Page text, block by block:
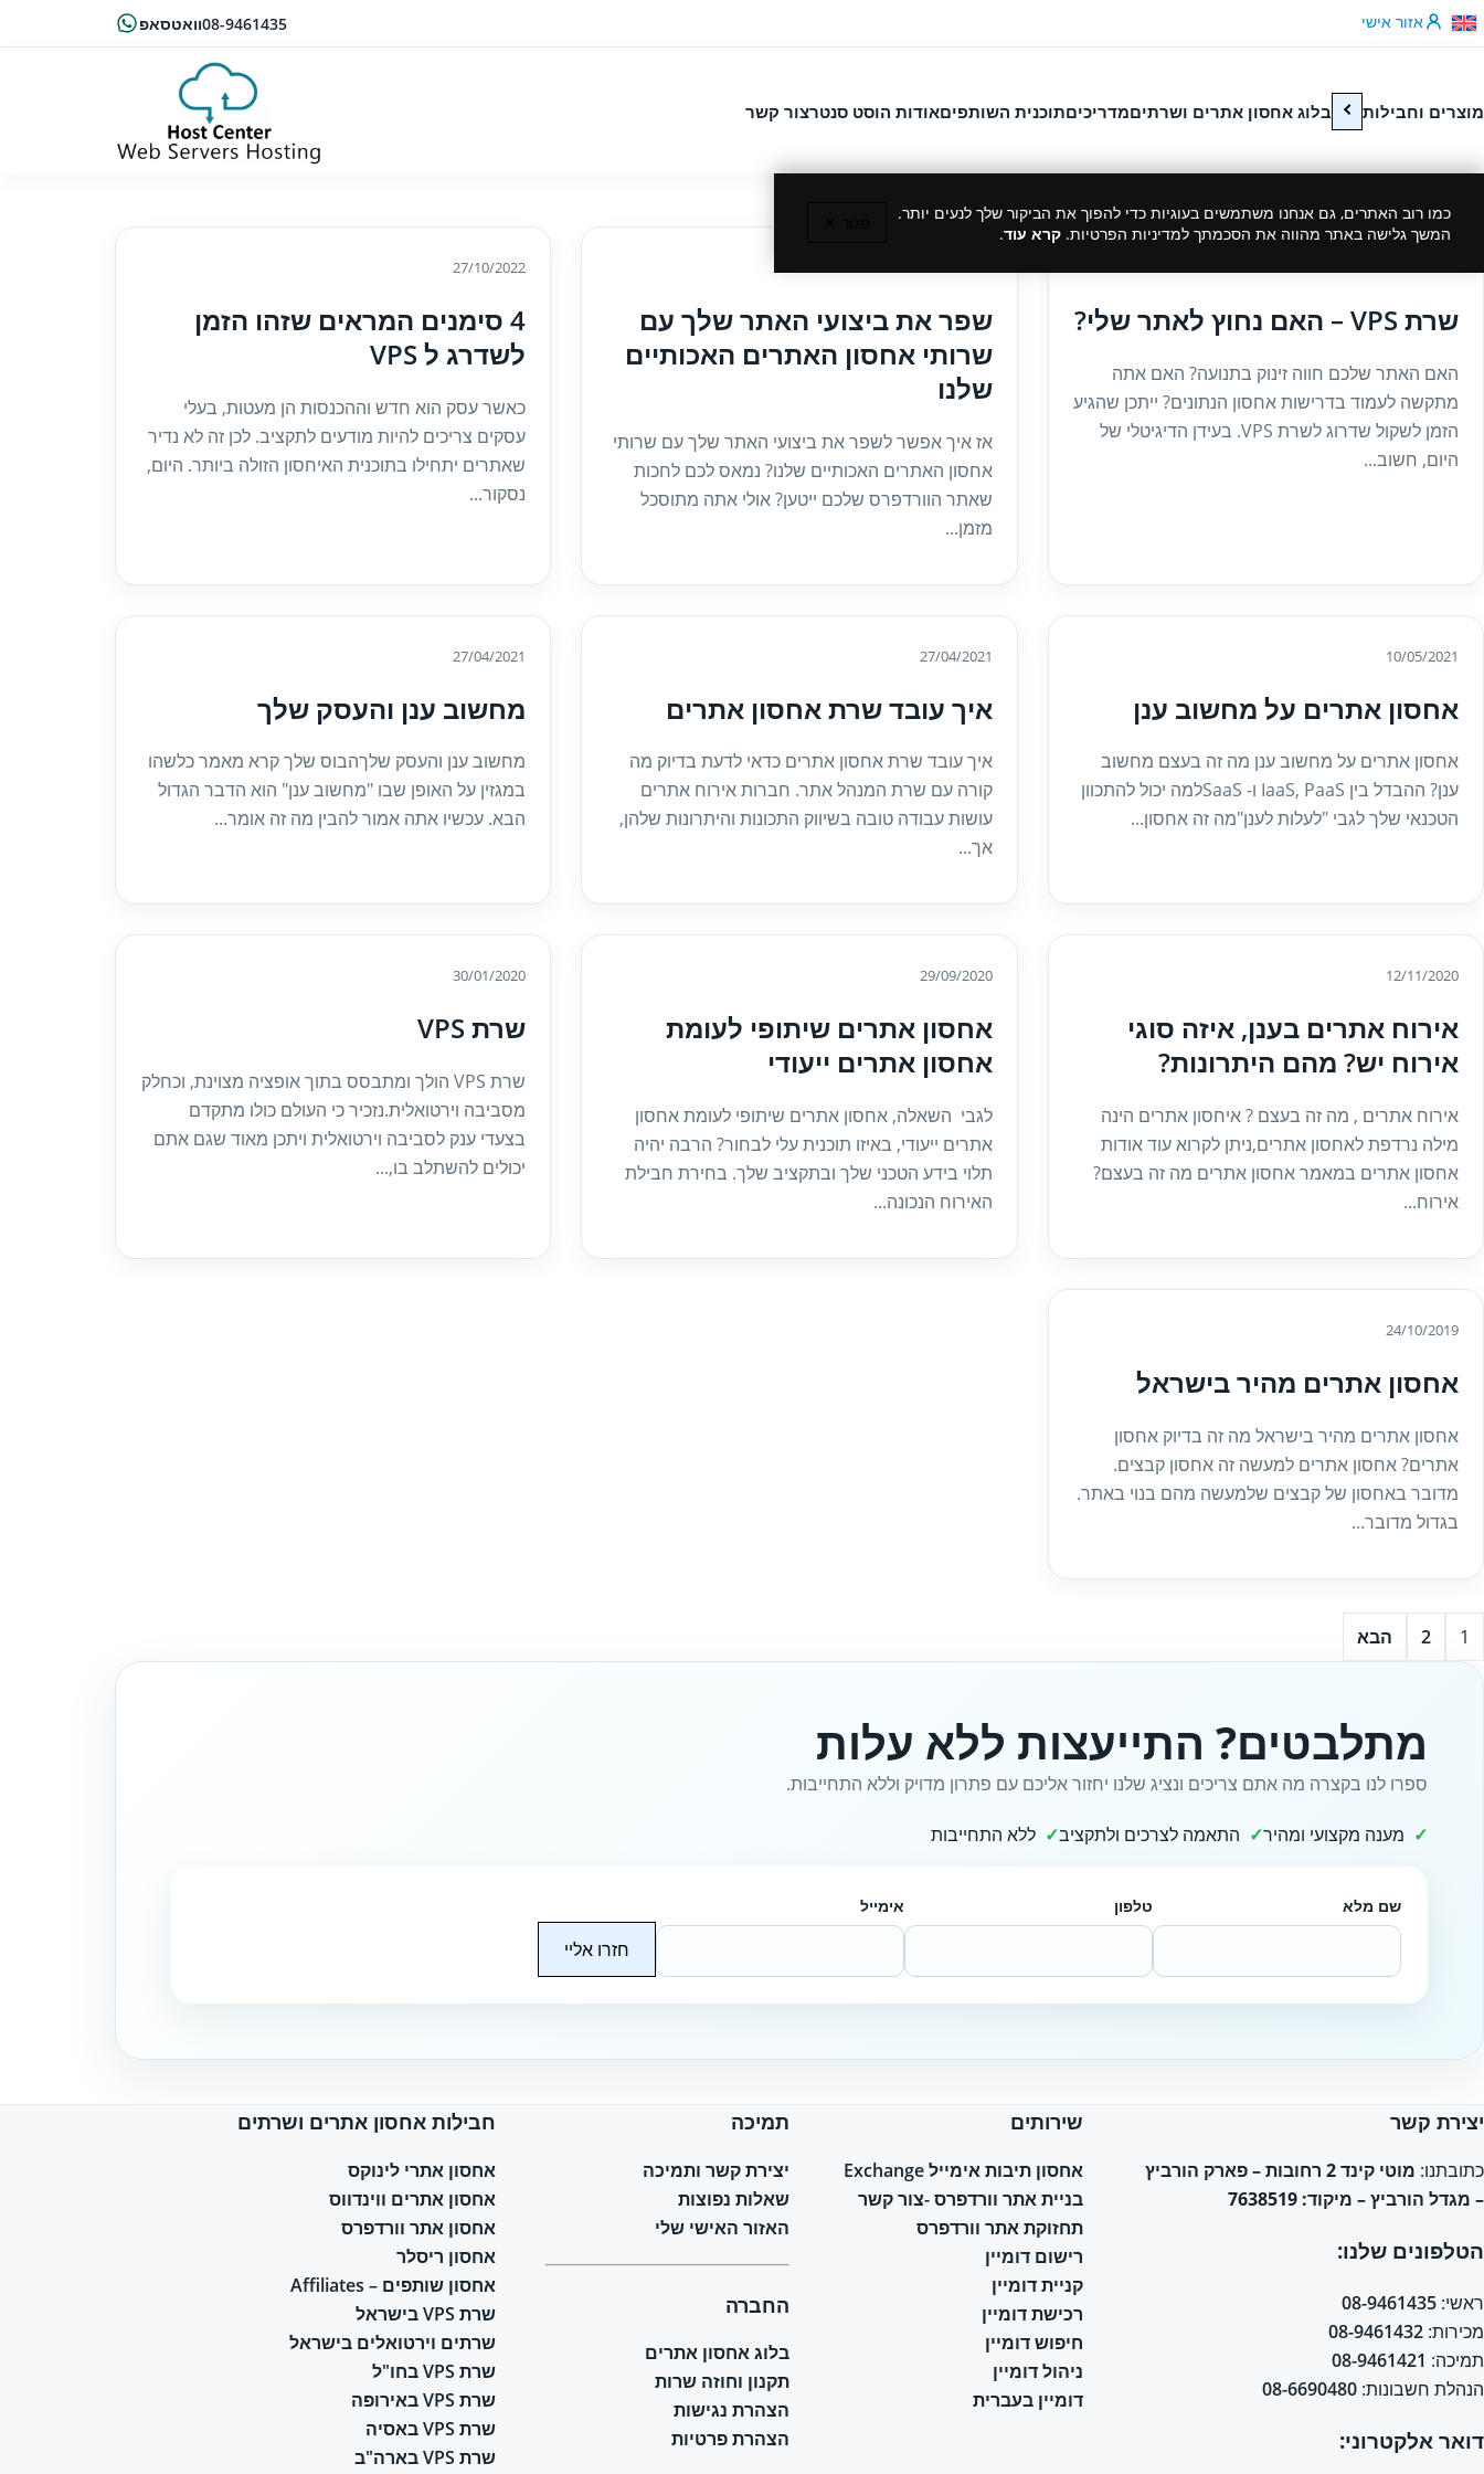
דלג לתוכן 08-9461435וואטסאפ אזור אישי
מוצרים וחבילות בלוג אחסון אתרים ושרתיםמדריכיםתוכנית השותפיםאודות הוסט סנטרצור קשר
כמו רוב האתרים, גם אנחנו משתמשים בעוגיות כדי להפוך את הביקור שלך לנעים יותר.
המשך גלישה באתר מהווה את הסכמתך למדיניות הפרטיות. קרא עוד.
שרת VPS – האם נחוץ לאתר שלי?
האם האתר שלכם חווה זינוק בתנועה? האם אתה
מתקשה לעמוד בדרישות אחסון הנתונים? ייתכן שהגיע
הזמן לשקול שדרוג לשרת VPS. בעידן הדיגיטלי של
היום, חשוב...
שפר את ביצועי האתר שלך עם
שרותי אחסון האתרים האכותיים
שלנו
אז איך אפשר לשפר את ביצועי האתר שלך עם שרותי
אחסון האתרים האכותיים שלנו? נמאס לכם לחכות
שאתר הוורדפרס שלכם ייטען? אולי אתה מתוסכל
מזמן...
27/10/2022
4 סימנים המראים שזהו הזמן
לשדרג ל VPS
כאשר עסק הוא חדש וההכנסות הן מעטות, בעלי
עסקים צריכים להיות מודעים לתקציב. לכן זה לא נדיר
שאתרים יתחילו בתוכנית האיחסון הזולה ביותר. היום,
נסקור...
10/05/2021
אחסון אתרים על מחשוב ענן
אחסון אתרים על מחשוב ענן מה זה בעצם מחשוב
ענן? ההבדל בין IaaS, PaaS ו- SaaSלמה יכול להתכוון
הטכנאי שלך לגבי "לעלות לענן"מה זה אחסון...
27/04/2021
איך עובד שרת אחסון אתרים
איך עובד שרת אחסון אתרים כדאי לדעת בדיוק מה
קורה עם שרת המנהל אתר. חברות אירוח אתרים
עושות עבודה טובה בשיווק התכונות והיתרונות שלהן,
אך...
27/04/2021
מחשוב ענן והעסק שלך
מחשוב ענן והעסק שלךהבוס שלך קרא מאמר כלשהו
במגזין על האופן שבו "מחשוב ענן" הוא הדבר הגדול
הבא. עכשיו אתה אמור להבין מה זה אומר...
12/11/2020
אירוח אתרים בענן, איזה סוגי
אירוח יש? מהם היתרונות?
אירוח אתרים , מה זה בעצם ? איחסון אתרים הינה
מילה נרדפת לאחסון אתרים,ניתן לקרוא עוד אודות
אחסון אתרים במאמר אחסון אתרים מה זה בעצם?
אירוח...
29/09/2020
אחסון אתרים שיתופי לעומת
אחסון אתרים ייעודי
לגבי השאלה, אחסון אתרים שיתופי לעומת אחסון
אתרים ייעודי, באיזו תוכנית עלי לבחור? הרבה יהיה
תלוי בידע הטכני שלך ובתקציב שלך. בחירת חבילת
האירוח הנכונה...
30/01/2020
שרת VPS
שרת VPS הולך ומתבסס בתוך אופציה מצוינת, וכחלק
מסביבה וירטואלית.נזכיר כי העולם כולו מתקדם
בצעדי ענק לסביבה וירטואלית ויתכן מאוד שגם אתם
יכולים להשתלב בו,...
24/10/2019
אחסון אתרים מהיר בישראל
אחסון אתרים מהיר בישראל מה זה בדיוק אחסון
אתרים? אחסון אתרים למעשה זה אחסון קבצים.
מדובר באחסון של קבצים שלמעשה מהם בנוי באתר.
בגדול מדובר...
1
2 הבא
מתלבטים? התייעצות ללא עלות
ספרו לנו בקצרה מה אתם צריכים ונציג שלנו יחזור אליכם עם פתרון מדויק וללא התחייבות.
מענה מקצועי ומהיר התאמה לצרכים ולתקציב ללא התחייבות
שם מלא טלפון אימייל
חזרו אליי
יצירת קשר
כתובתנו:
מוטי קינד 2 רחובות – פארק הורביץ
– מגדל הורביץ – מיקוד: 7638519
הטלפונים שלנו:
ראשי: 08-9461435
מכירות: 08-9461432
תמיכה: 08-9461421
הנהלת חשבונות: 08-6690480
דואר אלקטרוני:
שירותים
אחסון תיבות אימייל Exchange
בניית אתר וורדפרס -צור קשר
תחזוקת אתר וורדפרס
רישום דומיין
קניית דומיין
רכישת דומיין
חיפוש דומיין
ניהול דומיין
דומיין בעברית
תמיכה
יצירת קשר ותמיכה
שאלות נפוצות
האזור האישי שלי
החברה
בלוג אחסון אתרים
תקנון וחוזה שרות
הצהרת נגישות
הצהרת פרטיות
חבילות אחסון אתרים ושרתים
אחסון אתרי לינוקס
אחסון אתרים ווינדווס
אחסון אתר וורדפרס
אחסון ריסלר
אחסון שותפים – Affiliates
שרת VPS בישראל
שרתים וירטואלים בישראל
שרת VPS בחו"ל
שרת VPS באירופה
שרת VPS באסיה
שרת VPS בארה"ב